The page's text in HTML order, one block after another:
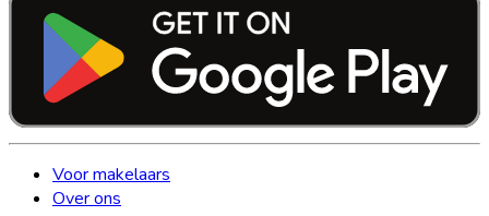
Voor makelaars
Over ons